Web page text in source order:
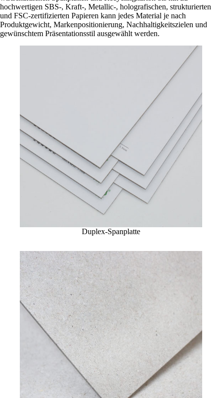
hochwertigen SBS-, Kraft-, Metallic-, holografischen, strukturierten
und FSC-zertifizierten Papieren kann jedes Material je nach
Produktgewicht, Markenpositionierung, Nachhaltigkeitszielen und
gewünschtem Präsentationsstil ausgewählt werden.
Duplex-Spanplatte